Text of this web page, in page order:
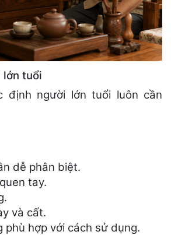
lớn tuổi
định người lớn tuổi luôn cần
dễ phân biệt.
tay.
và cất.
phù hợp với cách sử dụng.